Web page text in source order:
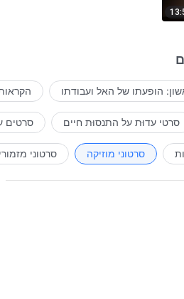
הופעתו של האל ועבודתו
סרטי עדוּת על התנסוּת חיים סרטים
סרטוני מוזיקה סרטוני